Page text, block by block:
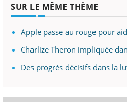
SUR LE MÊME THÈME
Apple passe au rouge pour
Charlize Theron impliquée
Des progrès décisifs dans la